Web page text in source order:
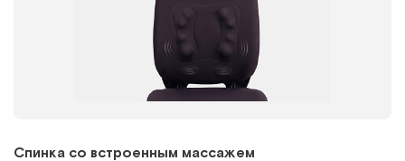
Спинка со встроенным массажем